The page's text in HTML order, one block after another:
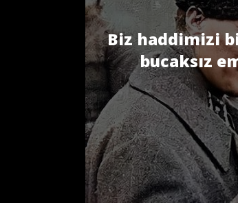
Biz haddimizi
bucaksız